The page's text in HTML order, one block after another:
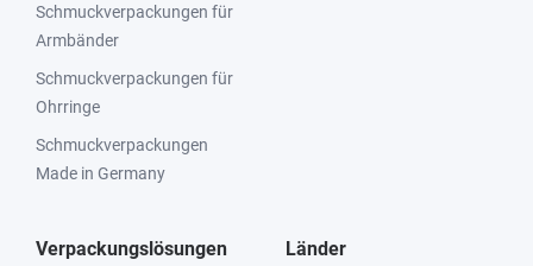
Schmuckverpackungen für
Armbänder
Schmuckverpackungen für
Ohrringe
Schmuckverpackungen
Made in Germany
Verpackungslösungen Länder